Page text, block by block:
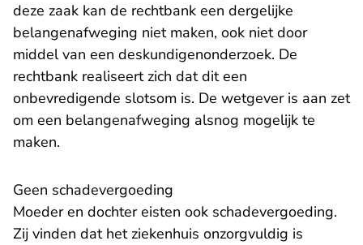
deze zaak kan de rechtbank een dergelijke
belangenafweging niet maken, ook niet door
middel van een deskundigenonderzoek. De
rechtbank realiseert zich dat dit een
onbevredigende slotsom is. De wetgever is aan zet
om een belangenafweging alsnog mogelijk te
maken.
Geen schadevergoeding
Moeder en dochter eisten ook schadevergoeding.
Zij vinden dat het ziekenhuis onzorgvuldig is